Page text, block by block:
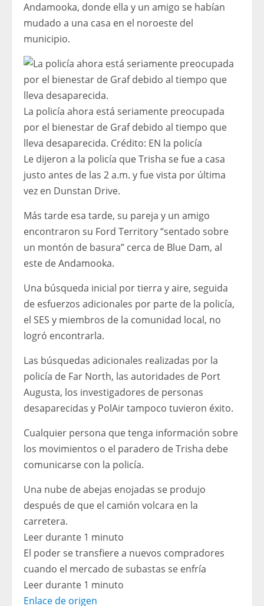
Andamooka, donde ella y un amigo se habían
mudado a una casa en el noroeste del
municipio.
La policía ahora está seriamente preocupada
por el bienestar de Graf debido al tiempo que
lleva desaparecida. Crédito: EN la policía
Le dijeron a la policía que Trisha se fue a casa
justo antes de las 2 a.m. y fue vista por última
vez en Dunstan Drive.
Más tarde esa tarde, su pareja y un amigo
encontraron su Ford Territory “sentado sobre
un montón de basura” cerca de Blue Dam, al
este de Andamooka.
Una búsqueda inicial por tierra y aire, seguida
de esfuerzos adicionales por parte de la policía,
el SES y miembros de la comunidad local, no
logró encontrarla.
Las búsquedas adicionales realizadas por la
policía de Far North, las autoridades de Port
Augusta, los investigadores de personas
desaparecidas y PolAir tampoco tuvieron éxito.
Cualquier persona que tenga información sobre
los movimientos o el paradero de Trisha debe
comunicarse con la policía.
Una nube de abejas enojadas se produjo
después de que el camión volcara en la
carretera.
Leer durante 1 minuto
El poder se transfiere a nuevos compradores
cuando el mercado de subastas se enfría
Leer durante 1 minuto
Enlace de origen